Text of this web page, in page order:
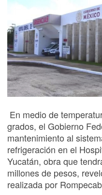
En medio de
grados, el Gobierno
mantenimiento al
refrigeración en el
Yucatán, obra que
millones de pesos,
realizada por